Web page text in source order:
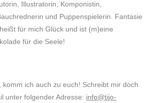
Illustratorin, Komponistin,
und Puppenspielerin. Fantasie
für mich Glück und ist (m)eine
für die Seele!
komm ich auch zu euch! Schreibt mir doch
unter folgender Adresse: info@tijo-